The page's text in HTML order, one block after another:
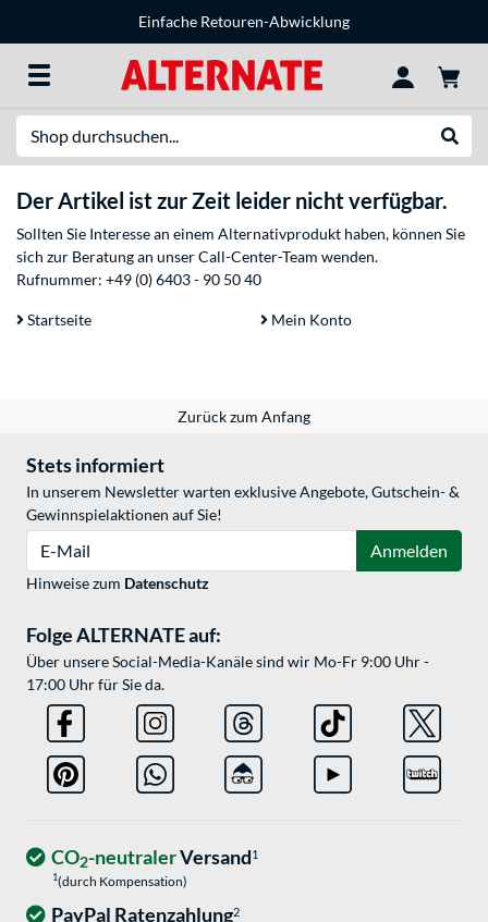
Einfache Retouren-Abwicklung
Der Artikel ist zur Zeit leider nicht verfügbar.
Sollten Sie Interesse an einem Alternativprodukt haben, können Sie
sich zur Beratung an unser Call-Center-Team wenden.
Rufnummer: +49 (0) 6403 - 90 50 40
Startseite Mein Konto
Zurück zum Anfang
Stets informiert
In unserem Newsletter warten exklusive Angebote, Gutschein- &
Gewinnspielaktionen auf Sie!
Anmelden
Hinweise zum Datenschutz
Folge ALTERNATE auf:
Über unsere Social-Media-Kanäle sind wir Mo-Fr 9:00 Uhr -
17:00 Uhr für Sie da.
CO2-neutralerVersand1
1(durch Kompensation)
PayPal Ratenzahlung2